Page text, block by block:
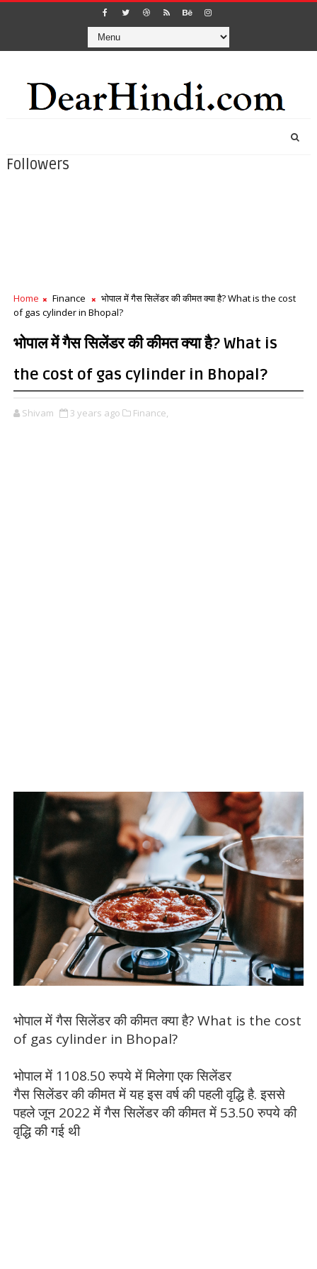
Followers
Home Finance
भोपाल में गैस सिलेंडर की कीमत क्या है? What is the cost
of gas cylinder in Bhopal?
भोपाल में गैस सिलेंडर की कीमत क्या है? What is
the cost of gas cylinder in Bhopal?
Shivam 3 years ago Finance,
भोपाल में गैस सिलेंडर की कीमत क्या है? What is the cost
of gas cylinder in Bhopal?
भोपाल में 1108.50 रुपये में मिलेगा एक सिलेंडर
गैस सिलेंडर की कीमत में यह इस वर्ष की पहली वृद्धि है. इससे
पहले जून 2022 में गैस सिलेंडर की कीमत में 53.50 रुपये की
वृद्धि की गई थी